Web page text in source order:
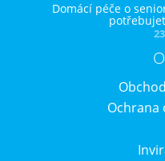
Domácí péče o
Ochrana